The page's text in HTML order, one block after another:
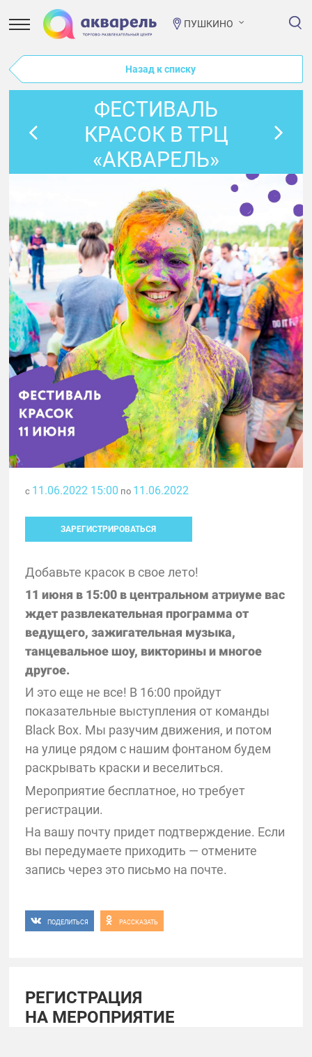
ПУШКИНО
Назад к списку
ФЕСТИВАЛЬ
КРАСОК В ТРЦ
«АКВАРЕЛЬ»
с 11.06.2022 15:00 по 11.06.2022
ЗАРЕГИСТРИРОВАТЬСЯ
Добавьте красок в свое лето!
11 июня в 15:00 в центральном атриуме вас
ждет развлекательная программа от
ведущего, зажигательная музыка,
танцевальное шоу, викторины и многое
другое.
И это еще не все! В 16:00 пройдут
показательные выступления от команды
Black Box. Мы разучим движения, и потом
на улице рядом с нашим фонтаном будем
раскрывать краски и веселиться.
Мероприятие бесплатное, но требует
регистрации.
На вашу почту придет подтверждение. Если
вы передумаете приходить — отмените
запись через это письмо на почте.
ПОДЕЛИТЬСЯ РАССКАЗАТЬ
РЕГИСТРАЦИЯ
НА МЕРОПРИЯТИЕ